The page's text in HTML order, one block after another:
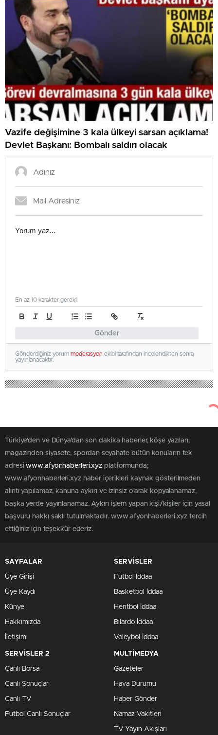
Vazife değişimine 3 kala ülkeyi sarsan açıklama!
Devlet Başkanı: Bombalı saldırı olacak
Gönder
En az 10 karakter gerekli
Gönderdiğiniz yorum moderasyon ekibi tarafından incelendikten sonra
yayınlanacaktır.
Türkiye'den ve Dünya’dan son dakika haberler, köşe yazıları,
magazinden siyasete, spordan seyahate bütün konuların tek
adresiwww.afyonhaberleri.xyz platformunda;
www.afyonhaberleri.xyz haber içerikleri kaynak gösterilmeden
alıntı yapılamaz, kanuna aykırı ve izinsiz olarak kopyalanamaz,
başka yerde yayınlanamaz. Aykırı işlem yapan kişi/kişiler için yasal
başvuru hakkı saklı tutulmaktadır. www.afyonhaberleri.xyz tercih
ettiğiniz için teşekkür ederiz.
SAYFALAR
Üye Girişi
Üye Kaydı
Künye
Hakkımızda
İletişim
SERVİSLER
Futbol İddaa
Basketbol İddaa
Hentbol İddaa
Bilardo İddaa
Voleybol İddaa
SERVİSLER 2
Canlı Borsa
Canlı Sonuçlar
Canlı TV
Futbol Canlı Sonuçlar
MULTİMEDYA
Gazeteler
Hava Durumu
Haber Gönder
Namaz Vakitleri
TV Yayın Akışları